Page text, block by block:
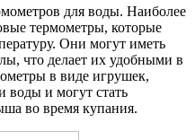
для воды. Наиболее
термометры, которые
Они могут иметь
что делает их удобными в
в виде игрушек,
воды и могут стать
во время купания.